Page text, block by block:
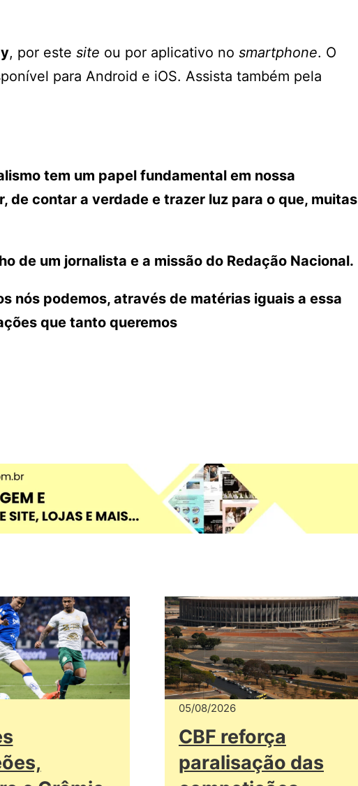
, por este site ou por aplicativo no smartphone. O
para Android e iOS. Assista também pela
tem um papel fundamental em nossa
de contar a verdade e trazer luz para o que, muitas
de um jornalista e a missão do Redação Nacional.
nós podemos, através de matérias iguais a essa
que tanto queremos
05/08/2026
CBF reforça
paralisação das